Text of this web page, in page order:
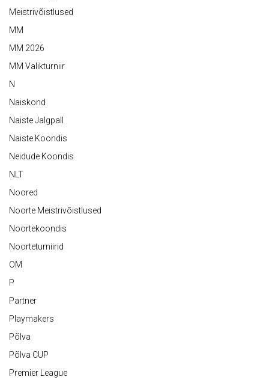
Meistrivõistlused
MM
MM 2026
MM Valikturniir
N
Naiskond
Naiste Jalgpall
Naiste Koondis
Neidude Koondis
NLT
Noored
Noorte Meistrivõistlused
Noortekoondis
Noorteturniirid
OM
P
Partner
Playmakers
Põlva
Põlva CUP
Premier League